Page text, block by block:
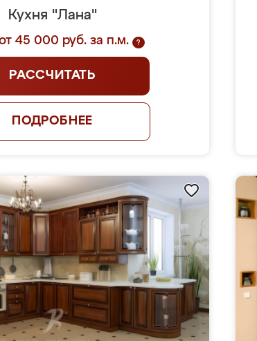
Кухня "Лана"
45 000 руб. за п.м. ?
РАССЧИТАТЬ
ПОДРОБНЕЕ